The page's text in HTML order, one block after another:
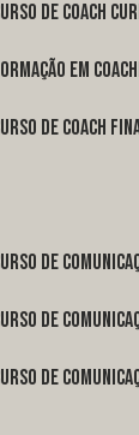
curso de coach
formação em
curso de coach
curso de
curso de
curso de